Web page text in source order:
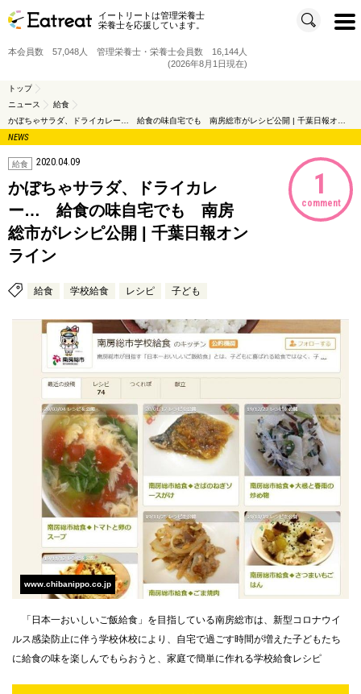
イートリートは管理栄養士
栄養士を応援しています。
t
o
t
i
本会員数 57,048人 管理栄養士・栄養士会員数 16,144人
(2026年8月1日現在)
トップ
ニュース
給食
NEWS
給食 2020.04.09
かぼちゃサラダ、ドライカレ
ー… 給食の味自宅でも 南房
総市がレシピ公開 | 千葉日報オン
ライン
給食 学校給食 レシピ 子ども
1
comment
www.chibanippo.co.jp
「日本一おいしいご飯給食」を目指している南房総市は、新型コロナウイ
ルス感染防止に伴う学校休校により、自宅で過ごす時間が増えた子どもたち
に給食の味を楽しんでもらおうと、家庭で簡単に作れる学校給食レシピ